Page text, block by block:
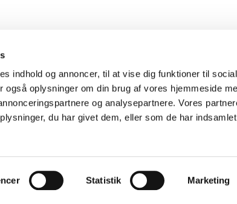
indhold og annoncer, til at vise dig funktioner til
også oplysninger om din brug af vores hjemmeside
og analysepartnere. Vores
du har givet dem, eller som de har
Statistik Marketing
 Præstø-Skibinge Pastorat
Cookiepolitik